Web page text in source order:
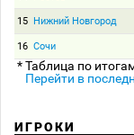
15 Нижний Новгород
16 Сочи
* Таблица по
Перейти в
ИГРОКИ